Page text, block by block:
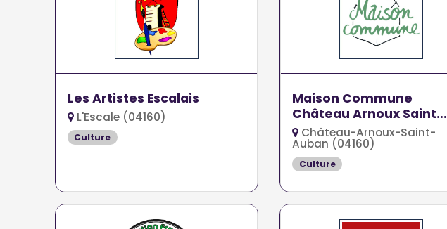
Les Artistes Escalais
L'Escale (04160)
Culture
Maison Commune
Château Arnoux Saint
Auban
Château-Arnoux-Saint-
Auban (04160)
Culture